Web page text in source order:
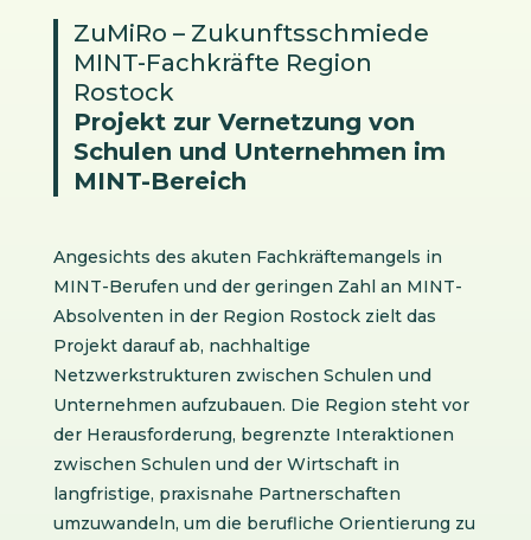
ZuMiRo – Zukunftsschmiede
MINT-Fachkräfte Region
Rostock
Projekt zur Vernetzung von
Schulen und Unternehmen im
MINT-Bereich
Angesichts des akuten Fachkräftemangels in
MINT-Berufen und der geringen Zahl an MINT-
Absolventen in der Region Rostock zielt das
Projekt darauf ab, nachhaltige
Netzwerkstrukturen zwischen Schulen und
Unternehmen aufzubauen. Die Region steht vor
der Herausforderung, begrenzte Interaktionen
zwischen Schulen und der Wirtschaft in
langfristige, praxisnahe Partnerschaften
umzuwandeln, um die berufliche Orientierung zu